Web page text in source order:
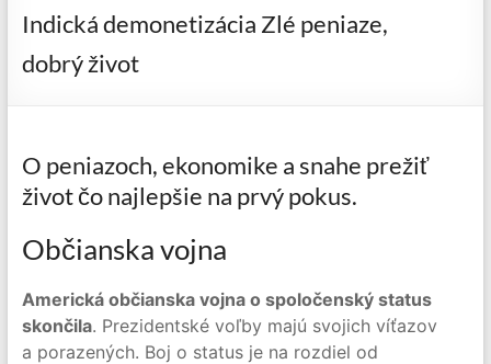
Indická demonetizácia Zlé peniaze,
dobrý život
O peniazoch, ekonomike a snahe prežiť
život čo najlepšie na prvý pokus.
Občianska vojna
Americká občianska vojna o spoločenský status
skončila. Prezidentské voľby majú svojich víťazov
a porazených. Boj o status je na rozdiel od